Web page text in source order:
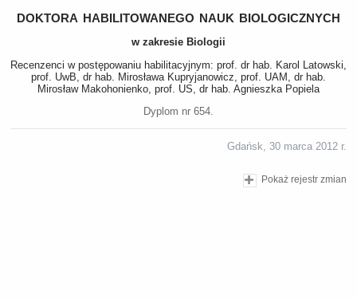
doktora habilitowanego nauk biologicznych
w zakresie Biologii
Recenzenci w postępowaniu habilitacyjnym: prof. dr hab. Karol Latowski,
prof. UwB, dr hab. Mirosława Kupryjanowicz, prof. UAM, dr hab.
Mirosław Makohonienko, prof. US, dr hab. Agnieszka Popiela
Dyplom nr 654.
Gdańsk, 30 marca 2012 r.
Pokaż rejestr zmian